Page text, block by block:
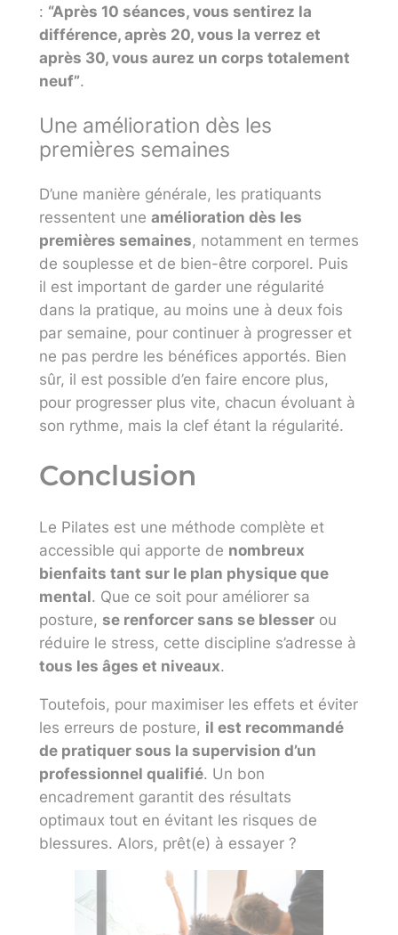
: “Après 10 séances, vous sentirez la
différence, après 20, vous la verrez et
après 30, vous aurez un corps totalement
neuf”.
Une amélioration dès les
premières semaines
D’une manière générale, les pratiquants
ressentent une amélioration dès les
premières semaines, notamment en termes
de souplesse et de bien-être corporel. Puis
il est important de garder une régularité
dans la pratique, au moins une à deux fois
par semaine, pour continuer à progresser et
ne pas perdre les bénéfices apportés. Bien
sûr, il est possible d’en faire encore plus,
pour progresser plus vite, chacun évoluant à
son rythme, mais la clef étant la régularité.
Conclusion
Le Pilates est une méthode complète et
accessible qui apporte de nombreux
bienfaits tant sur le plan physique que
mental. Que ce soit pour améliorer sa
posture, se renforcer sans se blesserou
réduire le stress, cette discipline s’adresse à
tous les âges et niveaux.
Toutefois, pour maximiser les effets et éviter
les erreurs de posture, il est recommandé
de pratiquer sous la supervision d’un
professionnel qualifié. Un bon
encadrement garantit des résultats
optimaux tout en évitant les risques de
blessures. Alors, prêt(e) à essayer ?